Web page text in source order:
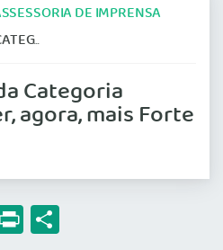
DE IMPRENSA
MAIS FORTE
Categoria
agora, mais Forte
Print